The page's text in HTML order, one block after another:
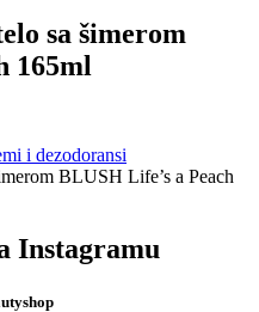
sa šimerom
165ml
i dezodoransi
BLUSH Life’s a Peach
Instagramu